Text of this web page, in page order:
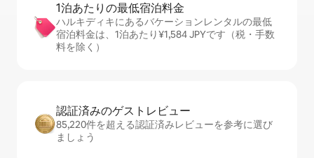
1泊あたりの最⁠低⁠宿⁠泊⁠料⁠金
ハルキディキにあるバケーションレンタルの最低
宿泊料金は、1泊あたり¥1,584 JPYです（税・手数
料を除く）
認証済みのゲ⁠ス⁠ト⁠レ⁠ビ⁠ュ⁠ー
85,220件を超える認証済みレビューを参考に選び
ましょう